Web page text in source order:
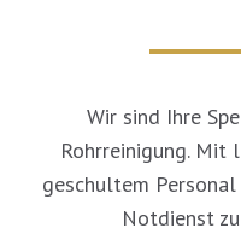
Wir sind Ihre
Rohrreinigung. Mit
geschultem
Notdienst